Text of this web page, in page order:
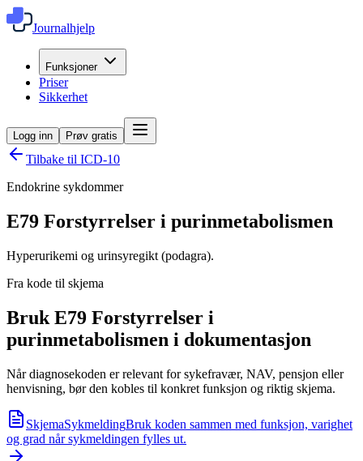
Journalhjelp
Funksjoner
Priser
Sikkerhet
Logg inn Prøv gratis
Tilbake til ICD-10
Endokrine sykdommer
E79 Forstyrrelser i purinmetabolismen
Hyperurikemi og urinsyregikt (podagra).
Fra kode til skjema
Bruk E79 Forstyrrelser i
purinmetabolismen i dokumentasjon
Når diagnosekoden er relevant for sykefravær, NAV, pensjon eller
henvisning, bør den kobles til konkret funksjon og riktig skjema.
SkjemaSykmeldingBruk koden sammen med funksjon, varighet
og grad når sykmeldingen fylles ut.